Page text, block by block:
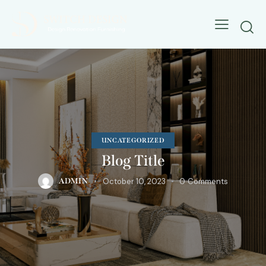
UNCATEGORIZED
Blog Title
ADMIN October 10, 2023 0 Comments